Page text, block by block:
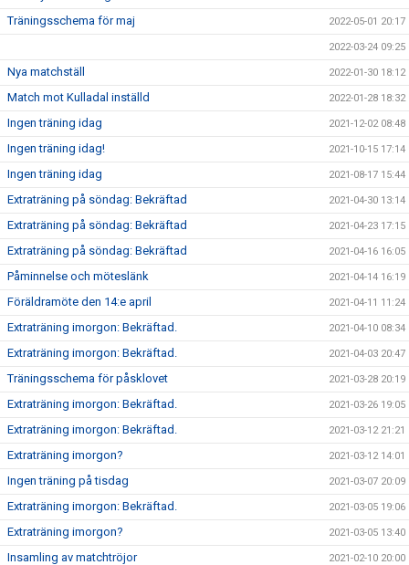
Träningsschema för maj 2022-05-01 20:17
2022-03-24 09:25
Nya matchställ 2022-01-30 18:12
Match mot Kulladal inställd 2022-01-28 18:32
Ingen träning idag 2021-12-02 08:48
Ingen träning idag! 2021-10-15 17:14
Ingen träning idag 2021-08-17 15:44
Extraträning på söndag: Bekräftad 2021-04-30 13:14
Extraträning på söndag: Bekräftad 2021-04-23 17:15
Extraträning på söndag: Bekräftad 2021-04-16 16:05
Påminnelse och möteslänk 2021-04-14 16:19
Föräldramöte den 14:e april 2021-04-11 11:24
Extraträning imorgon: Bekräftad. 2021-04-10 08:34
Extraträning imorgon: Bekräftad. 2021-04-03 20:47
Träningsschema för påsklovet 2021-03-28 20:19
Extraträning imorgon: Bekräftad. 2021-03-26 19:05
Extraträning imorgon: Bekräftad. 2021-03-12 21:21
Extraträning imorgon? 2021-03-12 14:01
Ingen träning på tisdag 2021-03-07 20:09
Extraträning imorgon: Bekräftad. 2021-03-05 19:06
Extraträning imorgon? 2021-03-05 13:40
Insamling av matchtröjor 2021-02-10 20:00